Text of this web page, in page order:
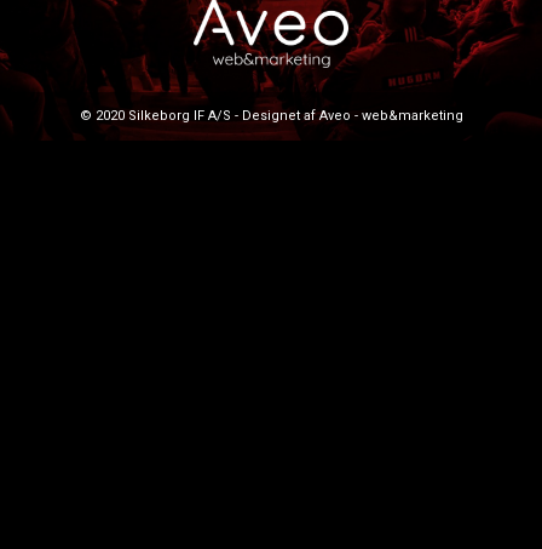
© 2020 Silkeborg IF A/S - Designet af Aveo - web&marketing